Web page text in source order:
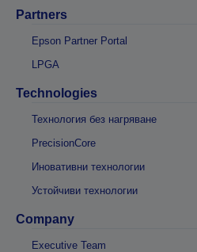
Partners
Epson Partner Portal
LPGA
Technologies
Технология без нагряване
PrecisionCore
Иновативни технологии
Устойчиви технологии
Company
Executive Team